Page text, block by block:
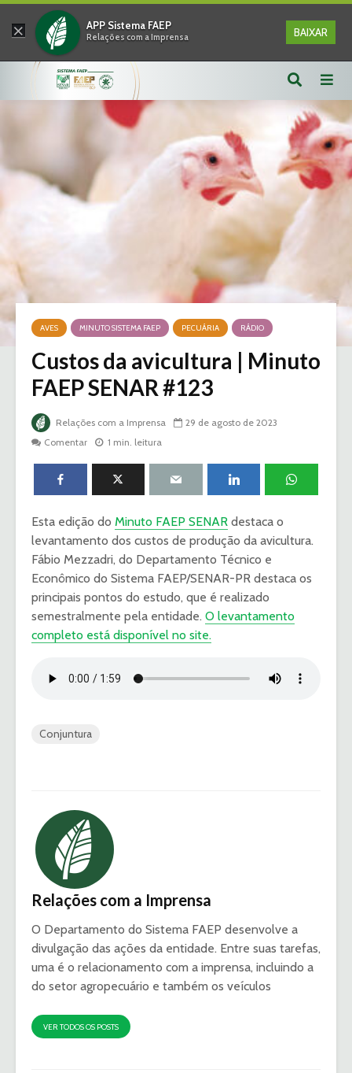
× APP Sistema FAEP
Relações com a Imprensa BAIXAR
AVES MINUTO SISTEMA FAEP PECUÁRIA RÁDIO
Custos da avicultura | Minuto
FAEP SENAR #123
Relações com a Imprensa
29 de agosto de 2023
Comentar
1 min. leitura
Esta edição do Minuto FAEP SENAR destaca o
levantamento dos custos de produção da avicultura.
Fábio Mezzadri, do Departamento Técnico e
Econômico do Sistema FAEP/SENAR-PR destaca os
principais pontos do estudo, que é realizado
semestralmente pela entidade. O levantamento
completo está disponível no site.
Conjuntura
Relações com a Imprensa
O Departamento do Sistema FAEP desenvolve a
divulgação das ações da entidade. Entre suas tarefas,
uma é o relacionamento com a imprensa, incluindo a
do setor agropecuário e também os veículos
VER TODOS OS POSTS